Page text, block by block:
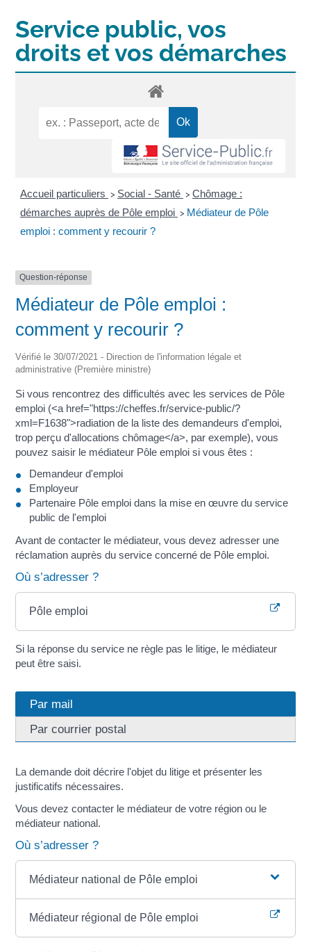
Service public, vos
droits et vos démarches
Accueil particuliers > Social - Santé > Chômage :
démarches auprès de Pôle emploi > Médiateur de Pôle
emploi : comment y recourir ?
Question-réponse
Médiateur de Pôle emploi :
comment y recourir ?
Vérifié le 30/07/2021 - Direction de l'information légale et
administrative (Première ministre)
Si vous rencontrez des difficultés avec les services de Pôle
emploi (<a href="https://cheffes.fr/service-public/?
xml=F1638">radiation de la liste des demandeurs d'emploi,
trop perçu d'allocations chômage</a>, par exemple), vous
pouvez saisir le médiateur Pôle emploi si vous êtes :
Demandeur d'emploi
Employeur
Partenaire Pôle emploi dans la mise en œuvre du service
public de l'emploi
Avant de contacter le médiateur, vous devez adresser une
réclamation auprès du service concerné de Pôle emploi.
Où s’adresser ?
Pôle emploi
Si la réponse du service ne règle pas le litige, le médiateur
peut être saisi.
Par mail
Par courrier postal
La demande doit décrire l'objet du litige et présenter les
justificatifs nécessaires.
Vous devez contacter le médiateur de votre région ou le
médiateur national.
Où s’adresser ?
Médiateur national de Pôle emploi
Médiateur régional de Pôle emploi